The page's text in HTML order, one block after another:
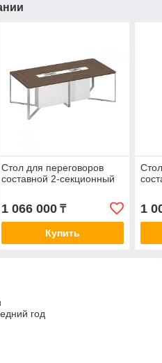
Стол для переговоров
составной 2-секционный
1 066 000₸
Купить
1
год